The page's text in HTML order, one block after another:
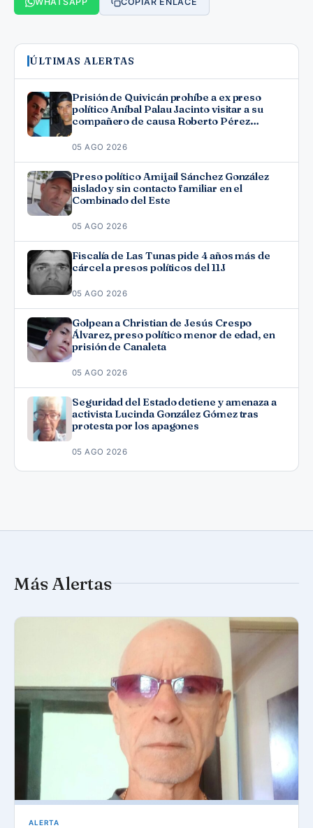
ÚLTIMAS ALERTAS
Prisión de Quivicán prohíbe a ex preso
político Aníbal Palau Jacinto visitar a su
compañero de causa Roberto Pérez
05 AGO 2026
Preso político Amijail Sánchez González
aislado y sin contacto familiar en el
Combinado del Este
05 AGO 2026
Fiscalía de Las Tunas pide 4 años más de
cárcel a presos políticos del 11J
05 AGO 2026
Golpean a Christian de Jesús Crespo
Álvarez, preso político menor de edad, en
prisión de Canaleta
05 AGO 2026
Seguridad del Estado detiene y amenaza a
activista Lucinda González Gómez tras
protesta por los apagones
05 AGO 2026
Más Alertas
ALERTA